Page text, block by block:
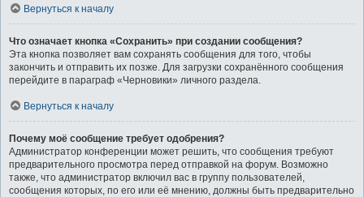
Вернуться к началу
Что означает кнопка «Сохранить» при создании сообщения?
Эта кнопка позволяет вам сохранять сообщения для того, чтобы
закончить и отправить их позже. Для загрузки сохранённого сообщения
перейдите в параграф «Черновики» личного раздела.
Вернуться к началу
Почему моё сообщение требует одобрения?
Администратор конференции может решить, что сообщения требуют
предварительного просмотра перед отправкой на форум. Возможно
также, что администратор включил вас в группу пользователей,
сообщения которых, по его или её мнению, должны быть предварительно